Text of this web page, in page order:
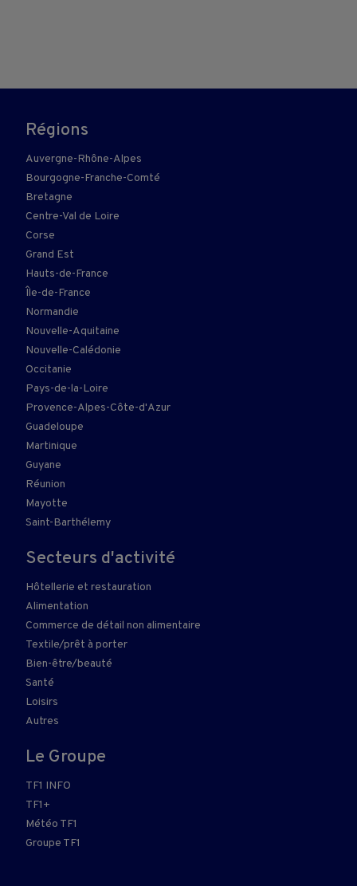
Régions
Auvergne-Rhône-Alpes
Bourgogne-Franche-Comté
Bretagne
Centre-Val de Loire
Corse
Grand Est
Hauts-de-France
Île-de-France
Normandie
Nouvelle-Aquitaine
Nouvelle-Calédonie
Occitanie
Pays-de-la-Loire
Provence-Alpes-Côte-d'Azur
Guadeloupe
Martinique
Guyane
Réunion
Mayotte
Saint-Barthélemy
Secteurs d'activité
Hôtellerie et restauration
Alimentation
Commerce de détail non alimentaire
Textile/prêt à porter
Bien-être/beauté
Santé
Loisirs
Autres
Le Groupe
TF1 INFO
TF1+
Météo TF1
Groupe TF1